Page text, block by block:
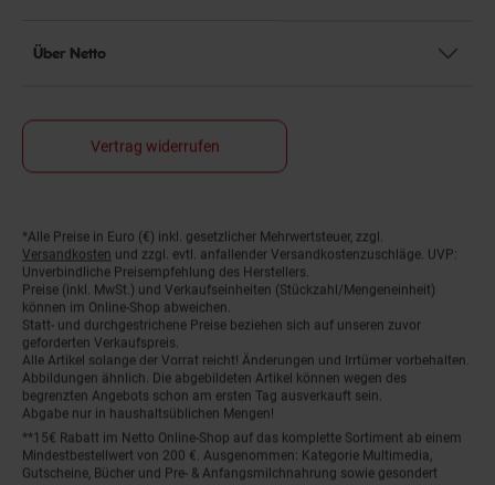
Über Netto
Vertrag widerrufen
Fußnoten
*Alle Preise in Euro (€) inkl. gesetzlicher Mehrwertsteuer, zzgl.
Versandkosten und zzgl. evtl. anfallender Versandkostenzuschläge. UVP:
Unverbindliche Preisempfehlung des Herstellers.
Preise (inkl. MwSt.) und Verkaufseinheiten (Stückzahl/Mengeneinheit)
können im Online-Shop abweichen.
Statt- und durchgestrichene Preise beziehen sich auf unseren zuvor
geforderten Verkaufspreis.
Alle Artikel solange der Vorrat reicht! Änderungen und Irrtümer vorbehalten.
Abbildungen ähnlich. Die abgebildeten Artikel können wegen des
begrenzten Angebots schon am ersten Tag ausverkauft sein.
Abgabe nur in haushaltsüblichen Mengen!
**15€ Rabatt im Netto Online-Shop auf das komplette Sortiment ab einem
Mindestbestellwert von 200 €. Ausgenommen: Kategorie Multimedia,
Gutscheine, Bücher und Pre- & Anfangsmilchnahrung sowie gesondert